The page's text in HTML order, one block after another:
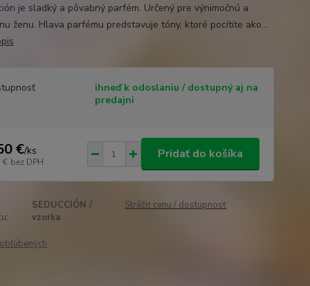
je sladký a pôvabný parfém. Určený pre výnimočnú a
ženu. Hlava parfému predstavuje tóny, ktoré pocítite ako...
ihneď k odoslaniu / dostupný aj na
predajni
€/ks
€ bez DPH
Pridať do košíka
SEDUCCIÓN /
vzorka
Strážiť cenu / dostupnosť